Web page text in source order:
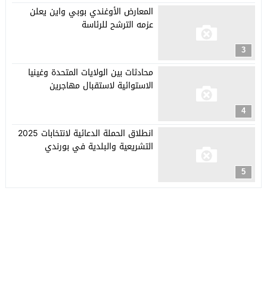
3
المعارض الأوغندي بوبي واين يعلن
عزمه الترشح للرئاسة
4
محادثات بين الولايات المتحدة وغينيا
الاستوائية لاستقبال مهاجرين
5
انطلاق الحملة الدعائية لانتخابات 2025
التشريعية والبلدية في بورندي